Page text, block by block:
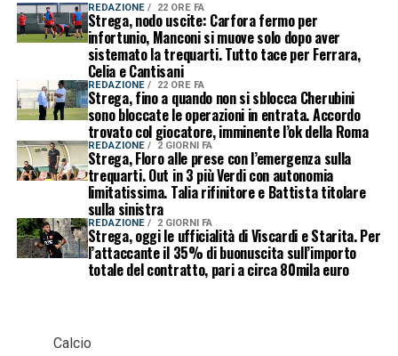
REDAZIONE 22 ORE FA
Strega, nodo uscite: Carfora fermo per
infortunio, Manconi si muove solo dopo aver
sistemato la trequarti. Tutto tace per Ferrara,
Celia e Cantisani
REDAZIONE 22 ORE FA
Strega, fino a quando non si sblocca Cherubini
sono bloccate le operazioni in entrata. Accordo
trovato col giocatore, imminente l’ok della Roma
REDAZIONE 2 GIORNI FA
Strega, Floro alle prese con l’emergenza sulla
trequarti. Out in 3 più Verdi con autonomia
limitatissima. Talia rifinitore e Battista titolare
sulla sinistra
REDAZIONE 2 GIORNI FA
Strega, oggi le ufficialità di Viscardi e Starita. Per
l’attaccante il 35% di buonuscita sull’importo
totale del contratto, pari a circa 80mila euro
Calcio